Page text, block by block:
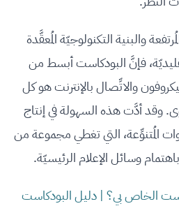
والبنية التكنولوجيّة المُعقَّدة
فإنَّ البودكاست أبسط من
والاتِّصال بالإنترنت هو كل
وقد أدَّت هذه السهولة في إنتاج
المُتنوِّعة، التي تغطي مجموعة من
وسائل الإعلام الرئيسيّة.
الخاص بي؟ | دليل البودكاست